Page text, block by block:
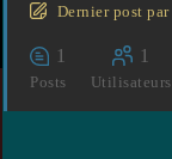
Dernier post par
1
Posts
1
Utilisateurs